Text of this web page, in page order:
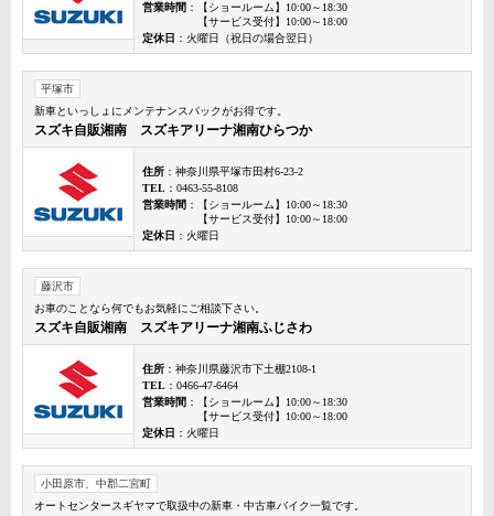
営業時間 ：【ショールーム】10:00～18:30
【サービス受付】10:00～18:00
定休日 ：火曜日（祝日の場合翌日）
平塚市
新車といっしょにメンテナンスパックがお得です。
スズキ自販湘南 スズキアリーナ湘南ひらつか
住所 ：神奈川県平塚市田村6-23-2
TEL ：0463-55-8108
営業時間 ：【ショールーム】10:00～18:30
【サービス受付】10:00～18:00
定休日 ：火曜日
藤沢市
お車のことなら何でもお気軽にご相談下さい。
スズキ自販湘南 スズキアリーナ湘南ふじさわ
住所 ：神奈川県藤沢市下土棚2108-1
TEL ：0466-47-6464
営業時間 ：【ショールーム】10:00～18:30
【サービス受付】10:00～18:00
定休日 ：火曜日
小田原市、中郡二宮町
オートセンタースギヤマで取扱中の新車・中古車バイク一覧です。